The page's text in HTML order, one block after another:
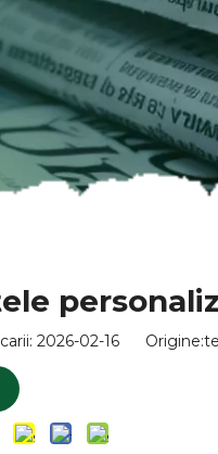
2026-02-16 Origine: